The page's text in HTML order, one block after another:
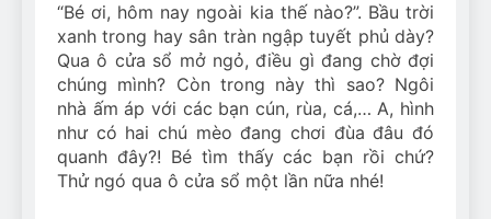
“Bé ơi, hôm nay ngoài kia thế nào?”. Bầu trời
xanh trong hay sân tràn ngập tuyết phủ dày?
Qua ô cửa sổ mở ngỏ, điều gì đang chờ đợi
chúng mình? Còn trong này thì sao? Ngôi
nhà ấm áp với các bạn cún, rùa, cá,… A, hình
như có hai chú mèo đang chơi đùa đâu đó
quanh đây?! Bé tìm thấy các bạn rồi chứ?
Thử ngó qua ô cửa sổ một lần nữa nhé!